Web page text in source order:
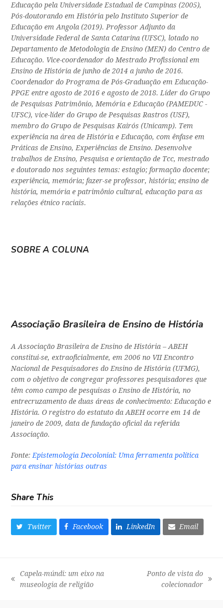
Educação pela Universidade Estadual de Campinas (2005),
Pós-doutorando em História pelo Instituto Superior de
Educação em Angola (2019). Professor Adjunto da
Universidade Federal de Santa Catarina (UFSC), lotado no
Departamento de Metodologia de Ensino (MEN) do Centro de
Educação. Vice-coordenador do Mestrado Profissional em
Ensino de História de junho de 2014 a junho de 2016.
Coordenador do Programa de Pós-Graduação em Educação-
PPGE entre agosto de 2016 e agosto de 2018. Líder do Grupo
de Pesquisas Patrimônio, Memória e Educação (PAMEDUC -
UFSC), vice-líder do Grupo de Pesquisas Rastros (USF),
membro do Grupo de Pesquisas Kairós (Unicamp). Tem
experiência na área de História e Educação, com ênfase em
Práticas de Ensino, Experiências de Ensino. Desenvolve
trabalhos de Ensino, Pesquisa e orientação de Tcc, mestrado
e doutorado nos seguintes temas: estagio; formação docente;
experiência, memória; fazer-se professor, história; ensino de
história, memória e patrimônio cultural, educação para as
relações étnico raciais.
SOBRE A COLUNA
Associação Brasileira de Ensino de História
A Associação Brasileira de Ensino de História – ABEH
constitui-se, extraoficialmente, em 2006 no VII Encontro
Nacional de Pesquisadores do Ensino de História (UFMG),
com o objetivo de congregar professores pesquisadores que
têm como campo de pesquisas o Ensino de História, no
entrecruzamento de duas áreas de conhecimento: Educação e
História. O registro do estatuto da ABEH ocorre em 14 de
janeiro de 2009, data de fundação oficial da referida
Associação.
Fonte: Epistemologia Decolonial: Uma ferramenta política
para ensinar histórias outras
Share This
Twitter Facebook LinkedIn Email
previous
Capela-múndi: um eixo na
museologia de religião
Ponto de vista do
colecionador